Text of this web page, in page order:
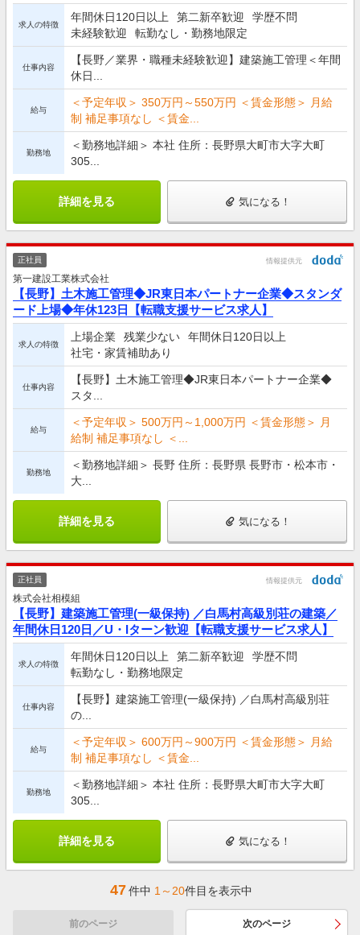
求人の特徴
年間休日120日以上 第二新卒歓迎
学歴不問
未経験歓迎
転勤なし・勤務地限定
仕事内容
【長野／業界・職種未経験歓迎】建築施工管理＜年間
休日...
給与
＜予定年収＞ 350万円～550万円 ＜賃金形態＞ 月給
制 補足事項なし ＜賃金...
勤務地
＜勤務地詳細＞ 本社 住所：長野県大町市大字大町
305...
詳細を見る 気になる！
正社員 情報提供元
第一建設工業株式会社
【長野】土木施工管理◆JR東日本パートナー企業◆スタンダ
ード上場◆年休123日【転職支援サービス求人】
求人の特徴
上場企業 残業少ない
年間休日120日以上
社宅・家賃補助あり
仕事内容
【長野】土木施工管理◆JR東日本パートナー企業◆
スタ...
給与
＜予定年収＞ 500万円～1,000万円 ＜賃金形態＞ 月
給制 補足事項なし ＜...
勤務地
＜勤務地詳細＞ 長野 住所：長野県 長野市・松本市・
大...
詳細を見る 気になる！
正社員 情報提供元
株式会社相模組
【長野】建築施工管理(一級保持) ／白馬村高級別荘の建築／
年間休日120日／U・Iターン歓迎【転職支援サービス求人】
求人の特徴
年間休日120日以上 第二新卒歓迎
学歴不問
転勤なし・勤務地限定
仕事内容
【長野】建築施工管理(一級保持) ／白馬村高級別荘
の...
給与
＜予定年収＞ 600万円～900万円 ＜賃金形態＞ 月給
制 補足事項なし ＜賃金...
勤務地
＜勤務地詳細＞ 本社 住所：長野県大町市大字大町
305...
詳細を見る 気になる！
47件中 1～20件目を表示中
前のページ 次のページ